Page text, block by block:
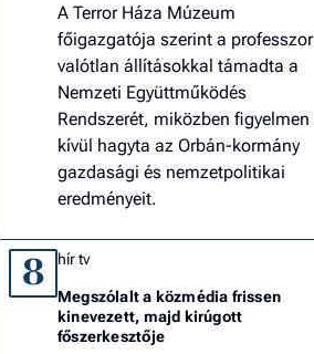
A Terror Háza Múzeum
főigazgatója szerint a professzor
valótlan állításokkal támadta a
Nemzeti Együttműködés
Rendszerét, miközben figyelmen
kívül hagyta az Orbán-kormány
gazdasági és nemzetpolitikai
eredményeit.
8 hír tv
Megszólalt a közmédia frissen
kinevezett, majd kirúgott
főszerkesztője